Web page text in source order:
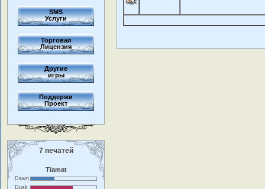
SMS
Услуги
Торговая
Лицензия
Другие
игры
Поддержи
Проект
7 печатей
Tiamat
Dawn
Dusk